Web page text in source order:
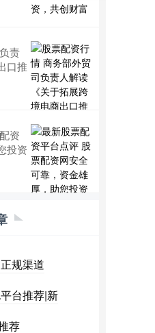
责
口推
资
投资
规渠道
台推荐|新
荐